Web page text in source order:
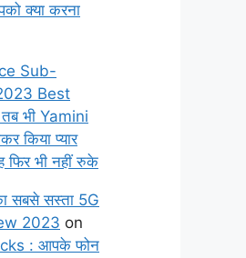
क्या करना
Sub-
Best
भी Yamini
किया प्यार
फिर भी नहीं रुके
सबसे सस्ता 5G
2023 on
: आपके फोन